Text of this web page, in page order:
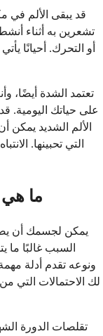
قد يبقى الألم في
تشعرين به أثناء
أو التحرك. أحيانًا
تعتمد الشدة أيضًا،
على حياتك اليومية.
الألم الشديد يمكن
التي تحبينها.
ما هي
يمكن لجسمك أن
السبب غالبًا ما
ونوعه تقدم أدلة
لك الاحتمالات التي
تقلصات الدورة